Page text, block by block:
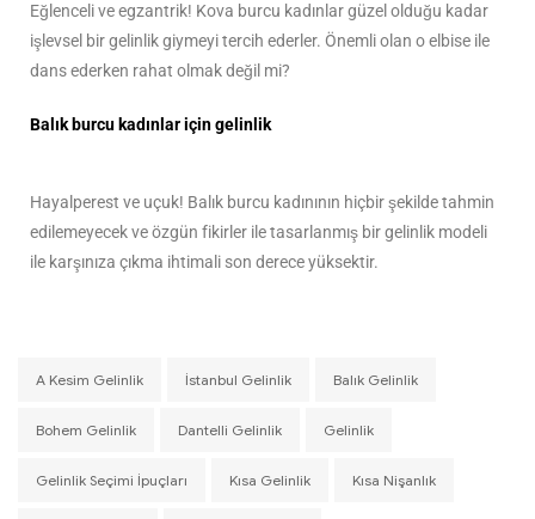
Eğlenceli ve egzantrik! Kova burcu kadınlar güzel olduğu kadar
işlevsel bir gelinlik giymeyi tercih ederler. Önemli olan o elbise ile
dans ederken rahat olmak değil mi?
Balık burcu kadınlar için gelinlik
Hayalperest ve uçuk! Balık burcu kadınının hiçbir şekilde tahmin
edilemeyecek ve özgün fikirler ile tasarlanmış bir gelinlik modeli
ile karşınıza çıkma ihtimali son derece yüksektir.
A Kesim Gelinlik İstanbul Gelinlik Balık Gelinlik
Bohem Gelinlik Dantelli Gelinlik Gelinlik
Gelinlik Seçimi İpuçları Kısa Gelinlik Kısa Nişanlık